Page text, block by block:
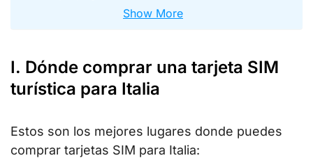
Show More
I. Dónde comprar una tarjeta SIM
turística para Italia
Estos son los mejores lugares donde puedes
comprar tarjetas SIM para Italia: